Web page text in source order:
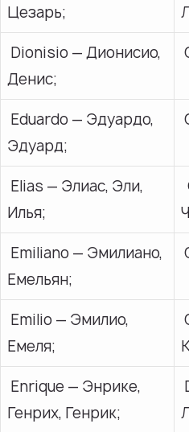
Цезарь;
Dionisio — Дионисио,
Денис;
Eduardo — Эдуардо,
Эдуард;
Elias — Элиас, Эли,
Илья;
Emiliano — Эмилиано,
Емельян;
Emilio — Эмилио,
Емеля;
Enrique — Энрике,
Генриx, Генрик;